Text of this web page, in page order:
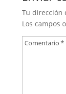
Tu dirección
Los campos